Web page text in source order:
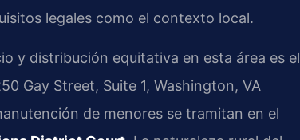
legales como el contexto local.
y distribución equitativa en esta área es el
Gay Street, Suite 1, Washington, VA
de menores se tramitan en el